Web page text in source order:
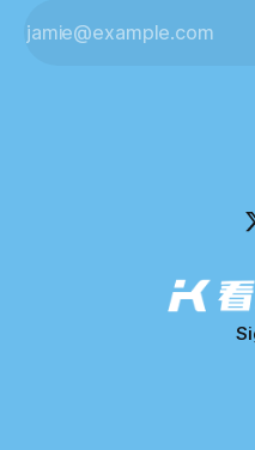
在核查资产出售是否符合市